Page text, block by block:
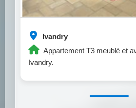
Ivandry
Appartement T3 meublé et
Ivandry.